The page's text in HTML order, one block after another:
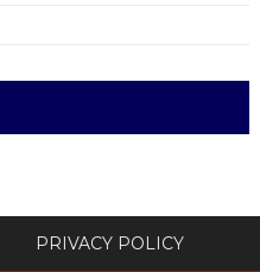
PRIVACY POLICY